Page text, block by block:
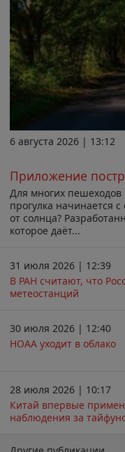
6 августа 2026 | 13:12
Приложение
Для многих
прогулка начинается
от солнца?
которое даёт...
31 июля 2026 | 12:39
В РАН считают, что
метеостанций
30 июля 2026 | 12:40
НОАА уходит в облако
28 июля 2026 | 10:17
Китай впервые
наблюдения за